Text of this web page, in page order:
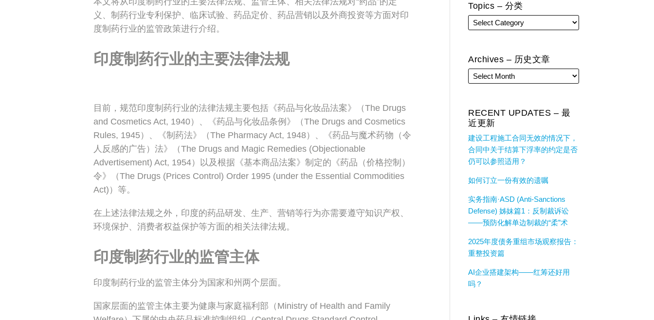
义、制药行业专利保护、临床试验、药品定价、药品营销以及外商投资等方面对印
度制药行业的监管政策进行介绍。
印度制药行业的主要法律法规
目前，规范印度制药行业的法律法规主要包括《药品与化妆品法案》（The Drugs
and Cosmetics Act, 1940）、《药品与化妆品条例》（The Drugs and Cosmetics
Rules, 1945）、《制药法》（The Pharmacy Act, 1948）、《药品与魔术药物（令
人反感的广告）法》（The Drugs and Magic Remedies (Objectionable
Advertisement) Act, 1954）以及根据《基本商品法案》制定的《药品（价格控制）
令》（The Drugs (Prices Control) Order 1995 (under the Essential Commodities
Act)）等。
在上述法律法规之外，印度的药品研发、生产、营销等行为亦需要遵守知识产权、
环境保护、消费者权益保护等方面的相关法律法规。
印度制药行业的监管主体
印度制药行业的监管主体分为国家和州两个层面。
国家层面的监管主体主要为健康与家庭福利部（Ministry of Health and Family
Topics – 分类
Archives – 历史文章
RECENT UPDATES – 最
近更新
建设工程施工合同无效的情况下，
合同中关于结算下浮率的约定是否
仍可以参照适用？
如何订立一份有效的遗嘱
实务指南·ASD (Anti-Sanctions
Defense) 姊妹篇1：反制裁诉讼
——预防化解单边制裁的“柔”术
2025年度债务重组市场观察报告：
重整投资篇
AI企业搭建架构——红筹还好用
吗？